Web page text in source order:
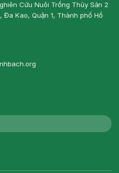
Cứu Nuôi Trồng Thủy Sản 2
Đa Kao, Quận 1, Thành phố Hồ